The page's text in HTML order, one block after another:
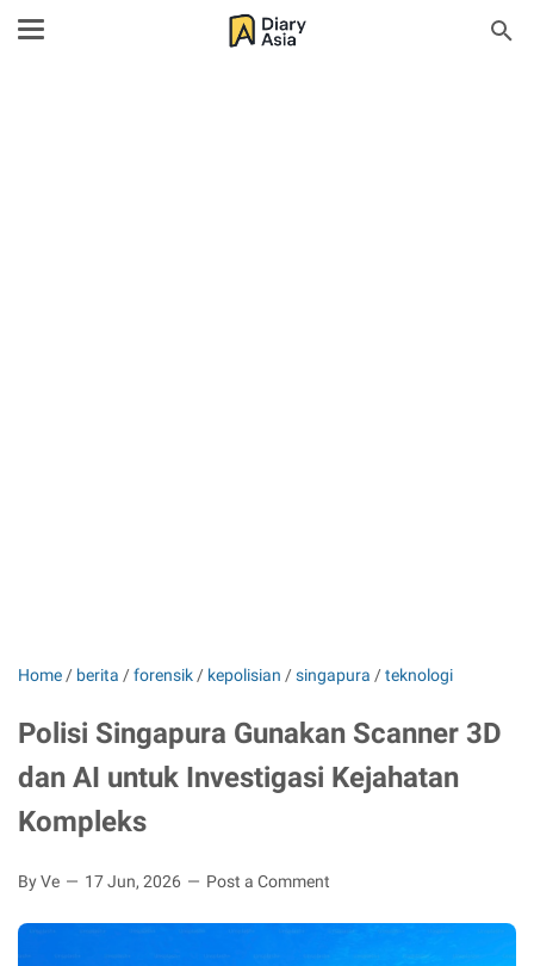
Home / berita /forensik / kepolisian /singapura /teknologi
Polisi Singapura Gunakan Scanner 3D
dan AI untuk Investigasi Kejahatan
Kompleks
By Ve 17 Jun, 2026 Post a Comment